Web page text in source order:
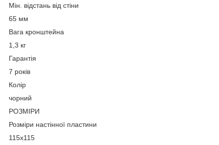
Мін. відстань від стіни
65 мм
Вага кронштейна
1,3 кг
Гарантія
7 років
Колір
чорний
РОЗМІРИ
Розміри настінної пластини
115х115